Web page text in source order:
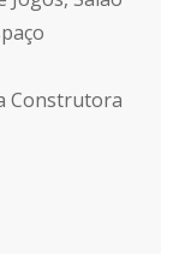
Construtora